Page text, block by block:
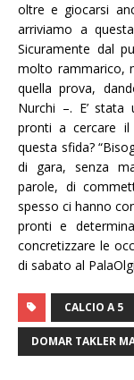
oltre e giocarsi
arriviamo a
Sicuramente dal
molto rammarico,
quella prova,
Nurchi –. E’
pronti a cercare il
questa sfida?
di gara, senza
parole, di
spesso ci hanno
pronti e
concretizzare le
di sabato al
CALCIO A 5
DOMAR TAKLER